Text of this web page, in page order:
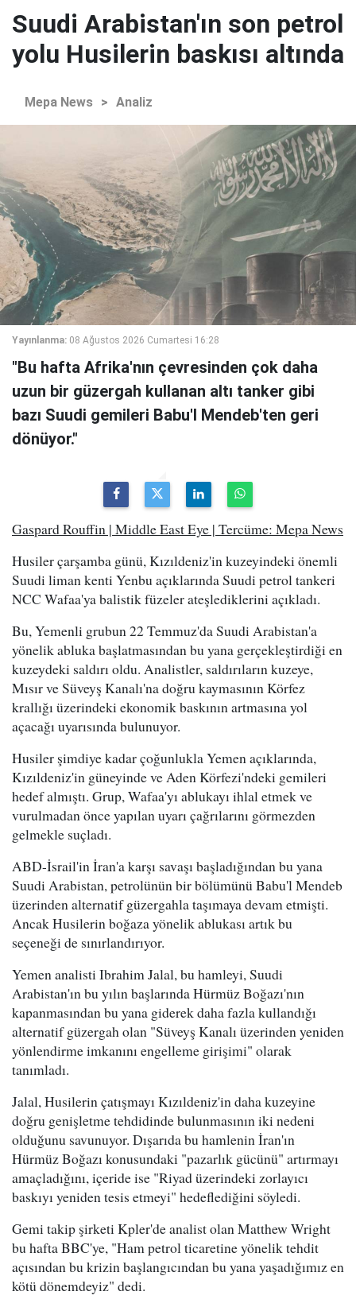
Suudi Arabistan'ın son petrol
yolu Husilerin baskısı altında
Mepa News > Analiz
Yayınlanma: 08 Ağustos 2026 Cumartesi 16:28
"Bu hafta Afrika'nın çevresinden çok daha
uzun bir güzergah kullanan altı tanker gibi
bazı Suudi gemileri Babu'l Mendeb'ten geri
dönüyor."
Gaspard Rouffin | Middle East Eye | Tercüme: Mepa News
Husiler çarşamba günü, Kızıldeniz'in kuzeyindeki önemli
Suudi liman kenti Yenbu açıklarında Suudi petrol tankeri
NCC Wafaa'ya balistik füzeler ateşlediklerini açıkladı.
Bu, Yemenli grubun 22 Temmuz'da Suudi Arabistan'a
yönelik abluka başlatmasından bu yana gerçekleştirdiği en
kuzeydeki saldırı oldu. Analistler, saldırıların kuzeye,
Mısır ve Süveyş Kanalı'na doğru kaymasının Körfez
krallığı üzerindeki ekonomik baskının artmasına yol
açacağı uyarısında bulunuyor.
Husiler şimdiye kadar çoğunlukla Yemen açıklarında,
Kızıldeniz'in güneyinde ve Aden Körfezi'ndeki gemileri
hedef almıştı. Grup, Wafaa'yı ablukayı ihlal etmek ve
vurulmadan önce yapılan uyarı çağrılarını görmezden
gelmekle suçladı.
ABD-İsrail'in İran'a karşı savaşı başladığından bu yana
Suudi Arabistan, petrolünün bir bölümünü Babu'l Mendeb
üzerinden alternatif güzergahla taşımaya devam etmişti.
Ancak Husilerin boğaza yönelik ablukası artık bu
seçeneği de sınırlandırıyor.
Yemen analisti Ibrahim Jalal, bu hamleyi, Suudi
Arabistan'ın bu yılın başlarında Hürmüz Boğazı'nın
kapanmasından bu yana giderek daha fazla kullandığı
alternatif güzergah olan "Süveyş Kanalı üzerinden yeniden
yönlendirme imkanını engelleme girişimi" olarak
tanımladı.
Jalal, Husilerin çatışmayı Kızıldeniz'in daha kuzeyine
doğru genişletme tehdidinde bulunmasının iki nedeni
olduğunu savunuyor. Dışarıda bu hamlenin İran'ın
Hürmüz Boğazı konusundaki "pazarlık gücünü" artırmayı
amaçladığını, içeride ise "Riyad üzerindeki zorlayıcı
baskıyı yeniden tesis etmeyi" hedeflediğini söyledi.
Gemi takip şirketi Kpler'de analist olan Matthew Wright
bu hafta BBC'ye, "Ham petrol ticaretine yönelik tehdit
açısından bu krizin başlangıcından bu yana yaşadığımız en
kötü dönemdeyiz" dedi.